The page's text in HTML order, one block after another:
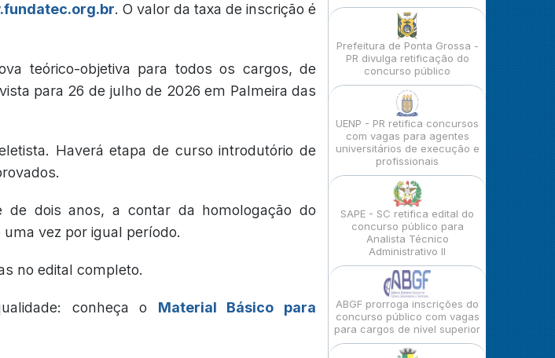
. O valor da taxa de inscrição é
teórico-objetiva para todos os cargos, de
para 26 de julho de 2026 em Palmeira das
Haverá etapa de curso introdutório de
de dois anos, a contar da homologação do
vez por igual período.
no edital completo.
conheça o Material Básico para
Prefeitura de Ponta Grossa -
PR divulga retificação do
concurso público
UENP - PR retifica concursos
com vagas para agentes
universitários de execução e
profissionais
SAPE - SC retifica edital do
concurso público para
Analista Técnico
Administrativo II
ABGF prorroga inscrições do
concurso público com vagas
para cargos de nível superior